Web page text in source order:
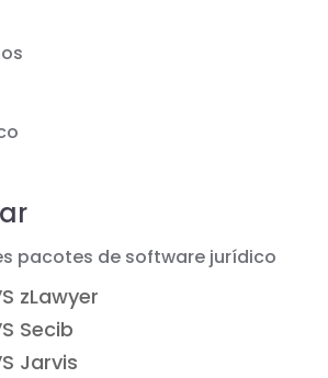
pacotes de software jurídico
zLawyer
Secib
Jarvis